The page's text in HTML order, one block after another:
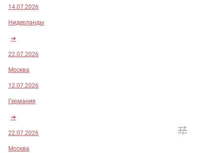
14.07.2026
Нидерланды
➜
22.07.2026
Москва
12.07.2026
Германия
➜
22.07.2026
Москва